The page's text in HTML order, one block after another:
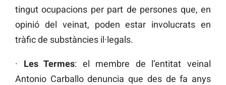
tingut ocupacions per part de persones que, en
opinió del veinat, poden estar involucrats en
tràfic de substàncies il·legals.
· Les Termes: el membre de l’entitat veinal
Antonio Carballo denuncia que des de fa anys